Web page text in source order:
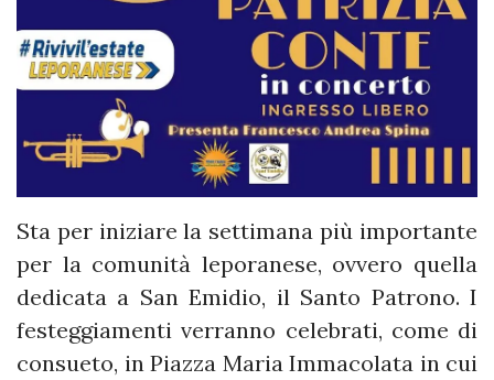
Sta per iniziare la settimana più importante
per la comunità leporanese, ovvero quella
dedicata a San Emidio, il Santo Patrono. I
festeggiamenti verranno celebrati, come di
consueto, in Piazza Maria Immacolata in cui